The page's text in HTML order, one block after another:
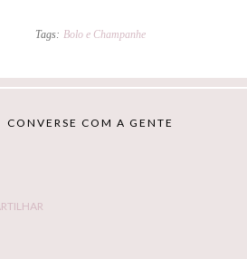
Tags: Bolo e Champanhe
CONVERSE COM A GENTE